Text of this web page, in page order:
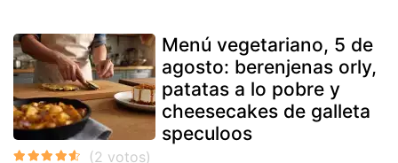
Menú vegetariano, 5 de
agosto: berenjenas orly,
patatas a lo pobre y
cheesecakes de galleta
speculoos